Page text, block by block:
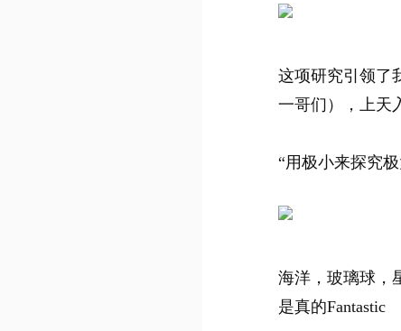
这项研究引领了
一哥们），上天
“用极小来探究
海洋，玻璃球，
是真的Fantastic